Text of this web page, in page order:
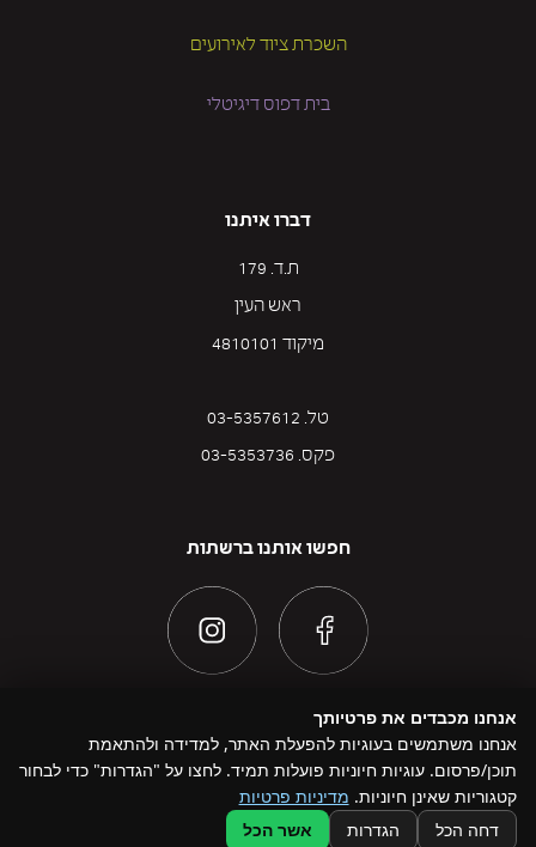
השכרת ציוד לאירועים
בית דפוס דיגיטלי
דברו איתנו
ת.ד. 179
ראש העין
מיקוד 4810101
טל. 03-5357612
פקס. 03-5353736
חפשו אותנו ברשתות
@ כל הזכויות שמורות להדוניזם 2026
Design by Namelesspace
אנחנו מכבדים את פרטיותך
אנחנו משתמשים בעוגיות להפעלת האתר, למדידה ולהתאמת
תוכן/פרסום. עוגיות חיוניות פועלות תמיד. לחצו על "הגדרות" כדי לבחור
קטגוריות שאינן חיוניות. מדיניות פרטיות
דחה הכל
הגדרות אשר הכל